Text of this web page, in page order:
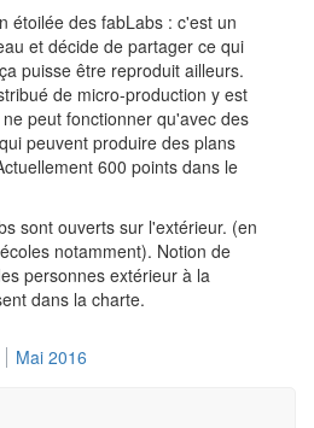
étoilée des fabLabs : c'est un
et décide de partager ce qui
puisse être reproduit ailleurs.
de micro-production y est
peut fonctionner qu'avec des
peuvent produire des plans
600 points dans le
sont ouverts sur l'extérieur. (en
notamment). Notion de
personnes extérieur à la
dans la charte.
Mai 2016